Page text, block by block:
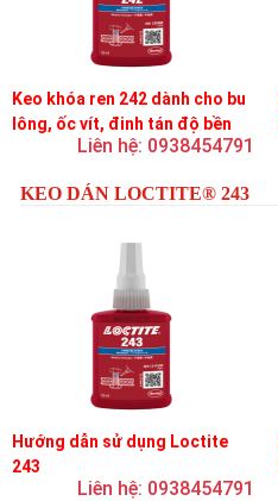
Keo khóa ren 242 dành cho bu
lông, ốc vít, đinh tán độ bền
trung bình, độ nhớt trung bình
Liên hệ: 0938454791
KEO DÁN LOCTITE® 243
Hướng dẫn sử dụng Loctite
243
Liên hệ: 0938454791